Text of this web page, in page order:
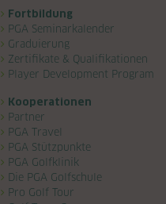
Fortbildung
PGA Seminarkalender
Graduierung
Zertifikate & Qualifikationen
Player Development Program
Kooperationen
Partner
PGA Travel
PGA Stützpunkte
PGA Golfklinik
Die PGA Golfschule
Pro Golf Tour